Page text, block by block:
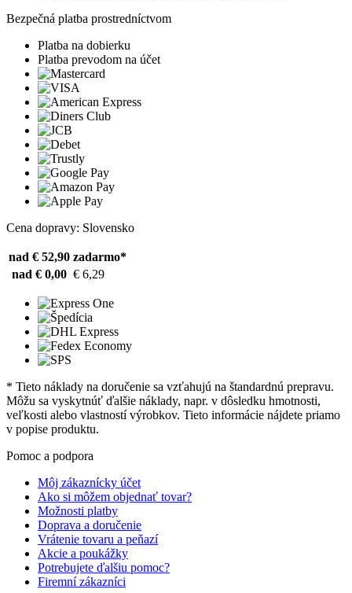
Bezpečná platba prostredníctvom
Platba na dobierku
Platba prevodom na účet
Cena dopravy: Slovensko
nad € 52,90 zadarmo*
nad € 0,00 € 6,29
* Tieto náklady na doručenie sa vzťahujú na štandardnú prepravu.
Môžu sa vyskytnúť ďalšie náklady, napr. v dôsledku hmotnosti,
veľkosti alebo vlastností výrobkov. Tieto informácie nájdete priamo
v popise produktu.
Pomoc a podpora
Môj zákaznícky účet
Ako si môžem objednať tovar?
Možnosti platby
Doprava a doručenie
Vrátenie tovaru a peňazí
Akcie a poukážky
Potrebujete ďalšiu pomoc?
Firemní zákazníci